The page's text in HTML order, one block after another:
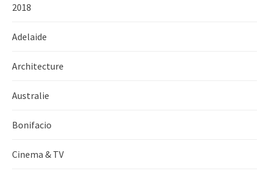
2018
Adelaide
Architecture
Australie
Bonifacio
Cinema & TV